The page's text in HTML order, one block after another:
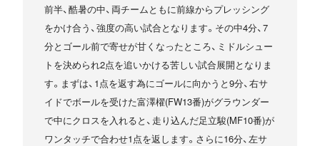
前半、酷暑の中、両チームともに前線からプレッシング
をかけ合う、強度の高い試合となります。その中4分、7
分とゴール前で寄せが甘くなったところ、ミドルシュー
トを決められ2点を追いかける苦しい試合展開となりま
す。まずは、1点を返す為にゴールに向かうと9分、右サ
イドでボールを受けた富澤櫂(FW13番)がグラウンダー
で中にクロスを入れると、走り込んだ足立駿(MF10番)が
ワンタッチで合わせ1点を返します。さらに16分、左サ